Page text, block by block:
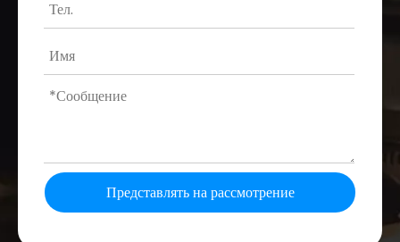
Представлять на рассмотрение